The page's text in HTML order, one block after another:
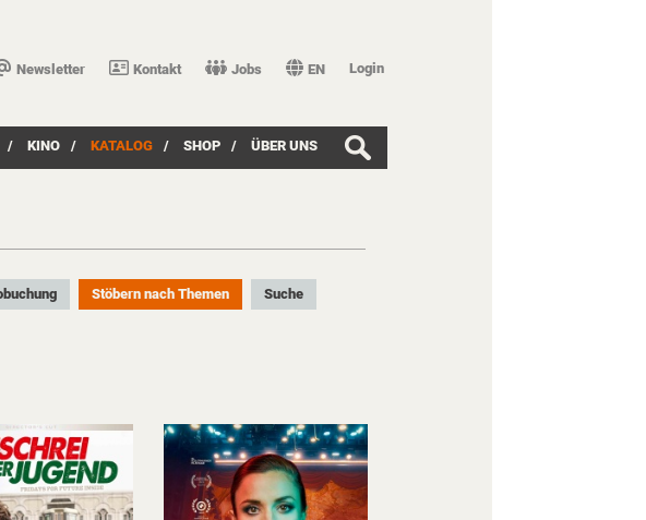
Newsletter Kontakt Jobs EN Login
/ KINO / KATALOG / SHOP / ÜBER UNS
Stöbern nach Themen Suche